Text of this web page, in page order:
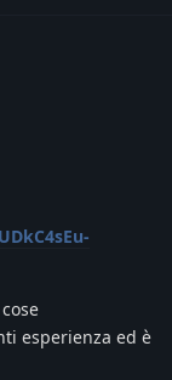
esperienza ed è